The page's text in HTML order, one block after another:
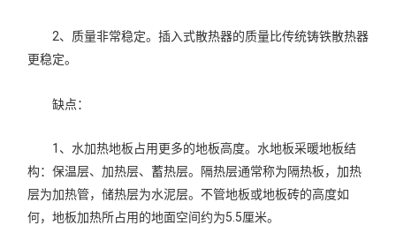
2、质量非常稳定。插入式散热器的质量比传统铸铁散热器
更稳定。
缺点：
1、水加热地板占用更多的地板高度。水地板采暖地板结
构：保温层、加热层、蓄热层。隔热层通常称为隔热板，加热
层为加热管，储热层为水泥层。不管地板或地板砖的高度如
何，地板加热所占用的地面空间约为5.5厘米。